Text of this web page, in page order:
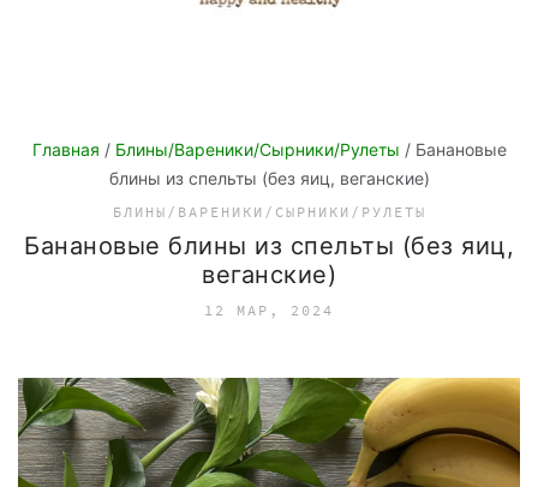
Главная / Блины/Вареники/Сырники/Рулеты / Банановые
блины из спельты (без яиц, веганские)
БЛИНЫ/ВАРЕНИКИ/СЫРНИКИ/РУЛЕТЫ
Банановые блины из спельты (без яиц,
веганские)
12 МАР, 2024